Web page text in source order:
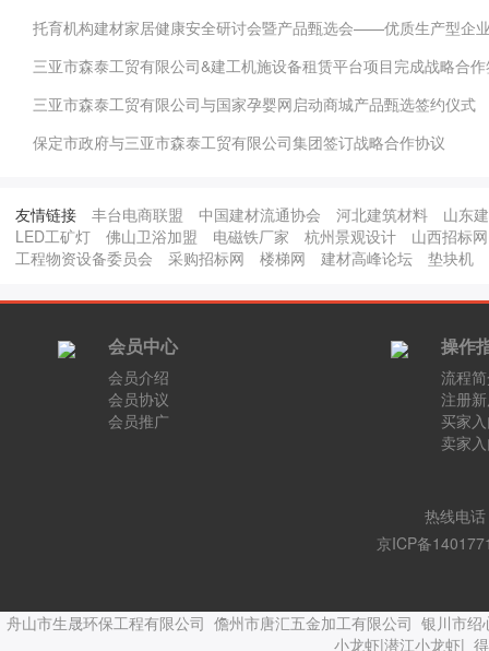
托育机构建材家居健康安全研讨会暨产品甄选会——优质生产型企
三亚市森泰工贸有限公司&建工机施设备租赁平台项目完成战略合
三亚市森泰工贸有限公司与国家孕婴网启动商城产品甄选签约仪式
保定市政府与三亚市森泰工贸有限公司集团签订战略合作协议
友情链接 丰台电商联盟 中国建材流通协会 河北建筑材料
山东
LED工矿灯
佛山卫浴加盟 电磁铁厂家 杭州景观设计
山西招标网
工程物资设备委员会
采购招标网 楼梯网 建材高峰论坛 垫块机
会员中心
会员介绍
会员协议
会员推广
操作
流程
注册
买家
卖家
热线电
京ICP备
舟山市生晟环保工程有限公司 儋州市唐汇五金加工有限公司 银川市绍
小龙虾|潜江小龙虾|